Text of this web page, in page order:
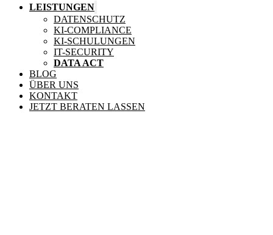
LEISTUNGEN
DATENSCHUTZ
KI-COMPLIANCE
KI-SCHULUNGEN
IT-SECURITY
DATA ACT
BLOG
ÜBER UNS
KONTAKT
JETZT BERATEN LASSEN